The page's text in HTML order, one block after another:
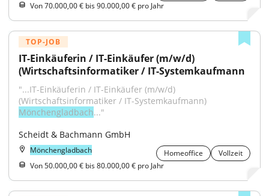
Von 70.000,00 € bis 90.000,00 € pro Jahr
TOP-JOB
IT-Einkäuferin / IT-Einkäufer (m/w/d)
(Wirtschaftsinformatiker / IT-Systemkaufmann
"...IT-Einkäuferin / IT-Einkäufer (m/w/d)
Mönchengladbach..."
Scheidt & Bachmann GmbH
Mönchengladbach Homeoffice
Vollzeit
Von 50.000,00 € bis 80.000,00 € pro Jahr